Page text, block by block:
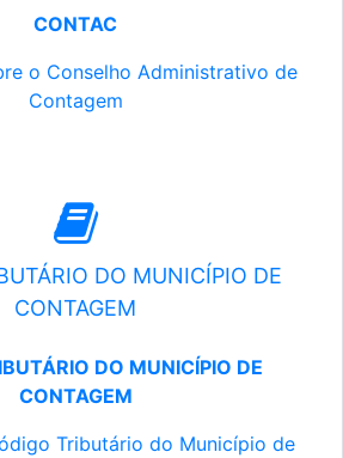
CONTAC
o Conselho Administrativo de
Contagem
DO MUNICÍPIO DE
CONTAGEM
DO MUNICÍPIO DE
CONTAGEM
Tributário do Município de